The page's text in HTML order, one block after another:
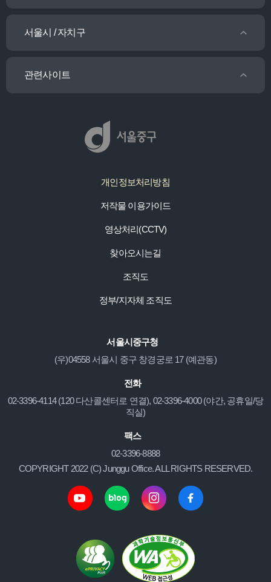
서울시 / 자치구
관련사이트
개인정보처리방침
저작물 이용가이드
영상처리(CCTV)
찾아오시는길
조직도
정부/지자체 조직도
서울시중구청
(우)04558 서울시 중구 창경궁로 17 (예관동)
전화
02-3396-4114 (120 다산콜센터로 연결), 02-3396-4000 (야간, 공휴일/당
직실)
팩스
02-3396-8888
COPYRIGHT 2022 (C) Junggu Office. ALL RIGHTS RESERVED.